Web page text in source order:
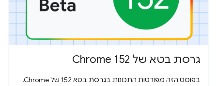
גרסת בטא של Chrome 152
בפוסט הזה מפורטות התכונות בגרסת בטא 152 של Chrome,